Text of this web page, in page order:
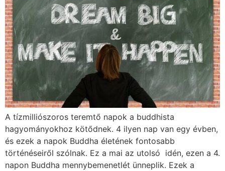
A tízmilliószoros teremtő napok a buddhista
hagyományokhoz kötődnek. 4 ilyen nap van egy évben,
és ezek a napok Buddha életének fontosabb
történéseiről szólnak. Ez a mai az utolsó idén, ezen a 4.
napon Buddha mennybemenetlét ünneplik. Ezek a